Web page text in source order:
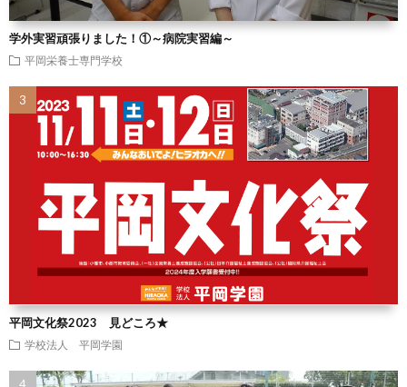
学外実習頑張りました！①～病院実習編～
平岡栄養士専門学校
平岡文化祭2023 見どころ★
学校法人 平岡学園